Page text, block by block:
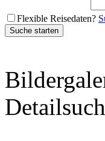
Flexible Reisedaten?